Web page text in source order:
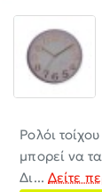
Ρολόι
μπορεί να
Δι... Δείτε